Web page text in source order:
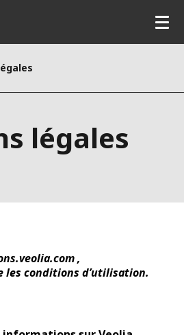
légales
,
les conditions d’utilisation.